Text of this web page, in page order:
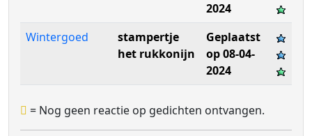
2024
Wintergoed
stampertje
het rukkonijn
Geplaatst
op 08-04-
2024
= Nog geen reactie op gedichten ontvangen.